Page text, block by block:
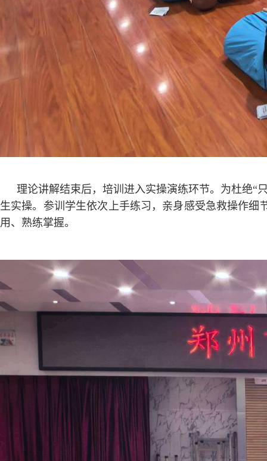
理论讲解结束后，培训进入实操演练环节。为杜绝“
生实操。参训学生依次上手练习，亲身感受急救操作
用、熟练掌握。